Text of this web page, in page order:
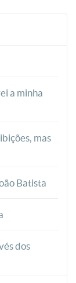
a minha
mas
Batista
dos